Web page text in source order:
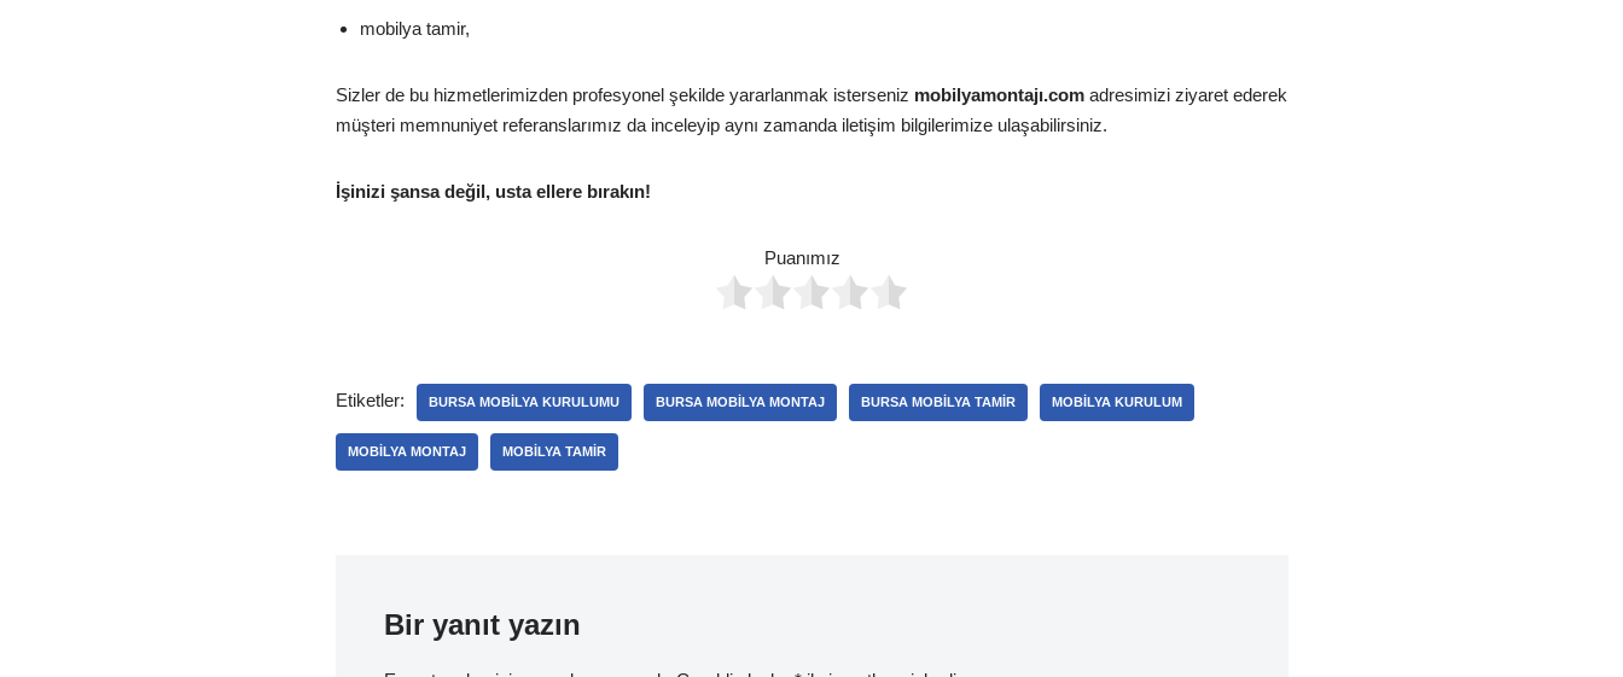
mobilya tamir,
Sizler de bu hizmetlerimizden profesyonel şekilde yararlanmak isterseniz mobilyamontajı.com adresimizi ziyaret ederek
müşteri memnuniyet referanslarımız da inceleyip aynı zamanda iletişim bilgilerimize ulaşabilirsiniz.
İşinizi şansa değil, usta ellere bırakın!
Puanımız
Etiketler: BURSA MOBILYA KURULUMU BURSA MOBILYA MONTAJ BURSA MOBILYA TAMIR MOBILYA KURULUM
MOBILYA MONTAJ MOBILYA TAMIR
Bir yanıt yazın